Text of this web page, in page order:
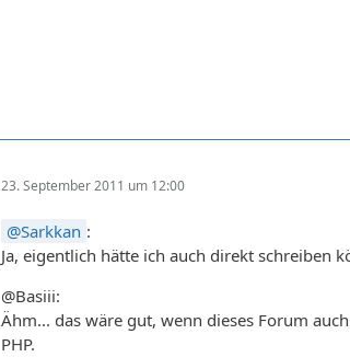
23. September 2011 um 12:00
Sarkkan :
Ja, eigentlich hätte ich auch direkt schreiben
@Basiii:
Ähm... das wäre gut, wenn dieses Forum
PHP.